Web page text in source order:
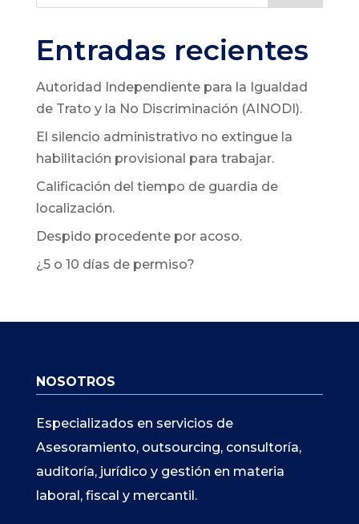
Entradas recientes
Autoridad Independiente para la Igualdad
de Trato y la No Discriminación (AINODI).
El silencio administrativo no extingue la
habilitación provisional para trabajar.
Calificación del tiempo de guardia de
localización.
Despido procedente por acoso.
¿5 o 10 días de permiso?
NOSOTROS
Especializados en servicios de
Asesoramiento, outsourcing, consultoría,
auditoría, jurídico y gestión en materia
laboral, fiscal y mercantil.